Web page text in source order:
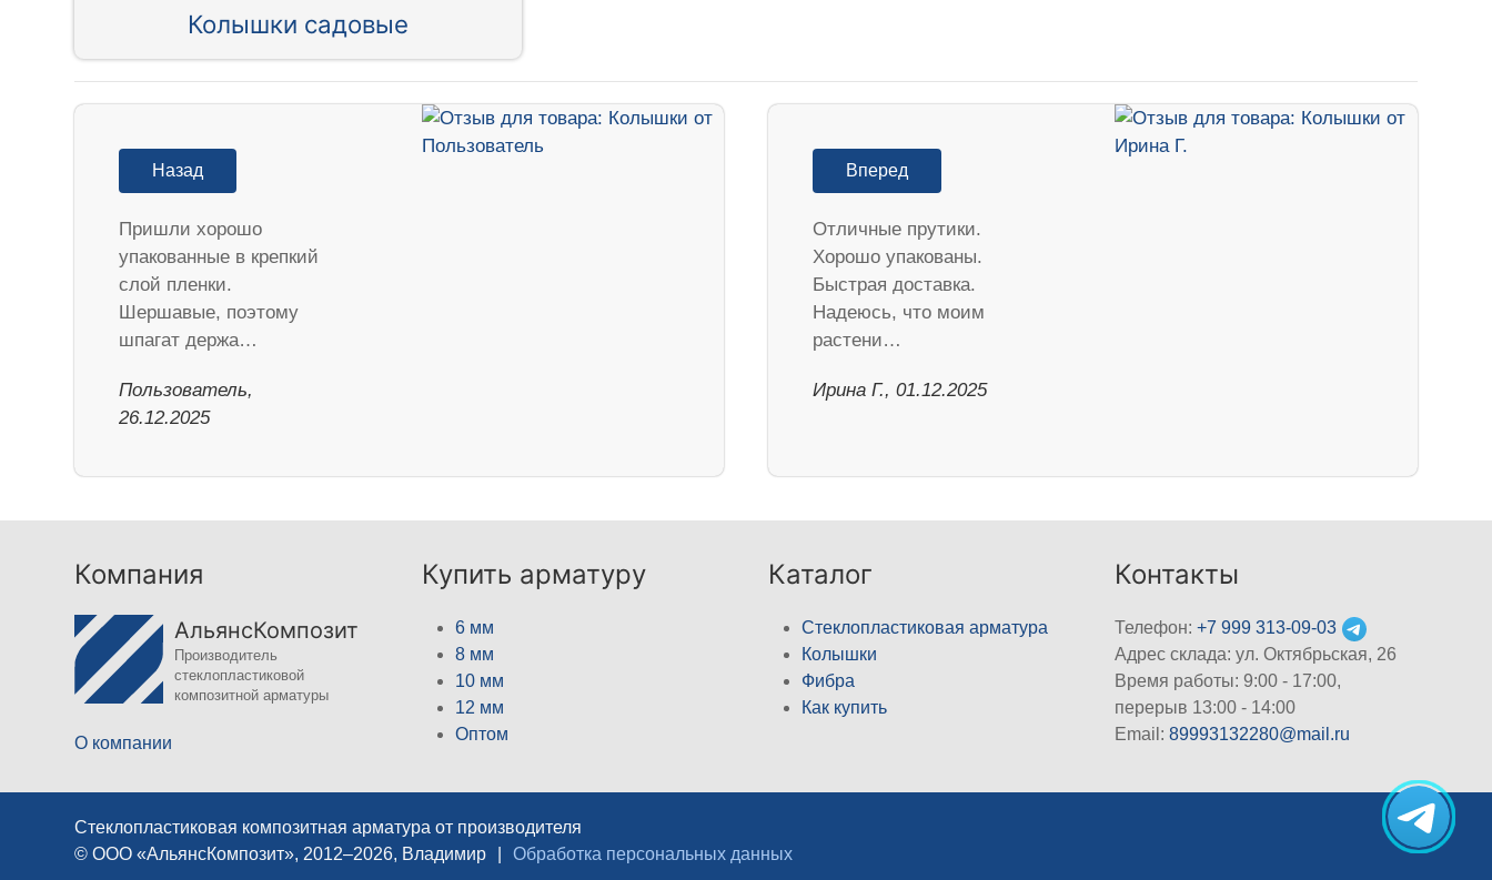
Колышки садовые
Назад
Пришли хорошо
упакованные в крепкий
слой пленки.
Шершавые, поэтому
шпагат держа…
Пользователь,
26.12.2025
Вперед
Отличные прутики.
Хорошо упакованы.
Быстрая доставка.
Надеюсь, что моим
растени…
Ирина Г., 01.12.2025
Компания
АльянсКомпозит
Производитель
стеклопластиковой
композитной арматуры
О компании
Купить арматуру
6 мм
8 мм
10 мм
12 мм
Оптом
Каталог
Стеклопластиковая арматура
Колышки
Фибра
Как купить
Контакты
Телефон:+7 999 313-09-03
Адрес склада: ул. Октябрьская, 26
Время работы: 9:00 - 17:00,
перерыв 13:00 - 14:00
Email:89993132280@mail.ru
Стеклопластиковая композитная арматура от производителя
© ООО «АльянсКомпозит», 2012–2026, Владимир
Обработка персональных данных